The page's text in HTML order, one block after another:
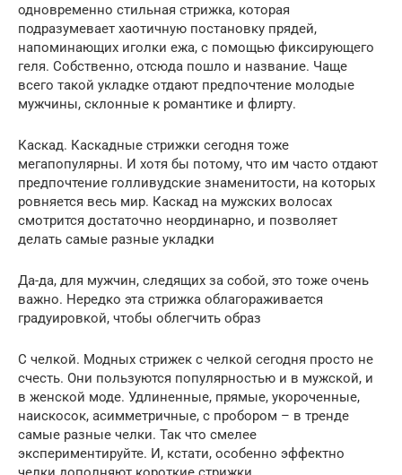
одновременно стильная стрижка, которая
подразумевает хаотичную постановку прядей,
напоминающих иголки ежа, с помощью фиксирующего
геля. Собственно, отсюда пошло и название. Чаще
всего такой укладке отдают предпочтение молодые
мужчины, склонные к романтике и флирту.
Каскад. Каскадные стрижки сегодня тоже
мегапопулярны. И хотя бы потому, что им часто отдают
предпочтение голливудские знаменитости, на которых
ровняется весь мир. Каскад на мужских волосах
смотрится достаточно неординарно, и позволяет
делать самые разные укладки
Да-да, для мужчин, следящих за собой, это тоже очень
важно. Нередко эта стрижка облагораживается
градуировкой, чтобы облегчить образ
С челкой. Модных стрижек с челкой сегодня просто не
счесть. Они пользуются популярностью и в мужской, и
в женской моде. Удлиненные, прямые, укороченные,
наискосок, асимметричные, с пробором – в тренде
самые разные челки. Так что смелее
экспериментируйте. И, кстати, особенно эффектно